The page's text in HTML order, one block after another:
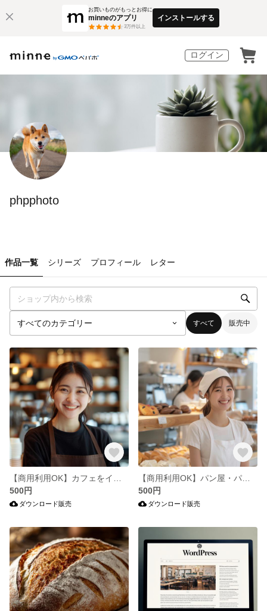
お買いものがもっとお得に
minneのアプリ
3万件以上
インストールする
ログイン
phpphoto
作品一覧 シリーズ プロフィール レター
すべて 販売中
500円
ダウンロード販売
500円
ダウンロード販売